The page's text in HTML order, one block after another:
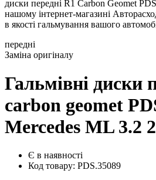
диски передні R1 Carbon Geomet
нашому інтернет-магазині
в якості гальмування вашого
передні
Заміна оригіналу
Гальмівні диски
carbon geomet
Mercedes ML 3.2
Є в наявності
Код товару: PDS.35089